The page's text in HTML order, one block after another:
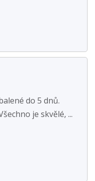
do 5 dnů.
je skvělé, ...